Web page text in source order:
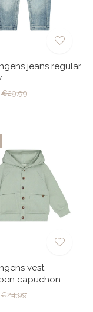
jeans regular
€29,99
vest
capuchon
€24,99